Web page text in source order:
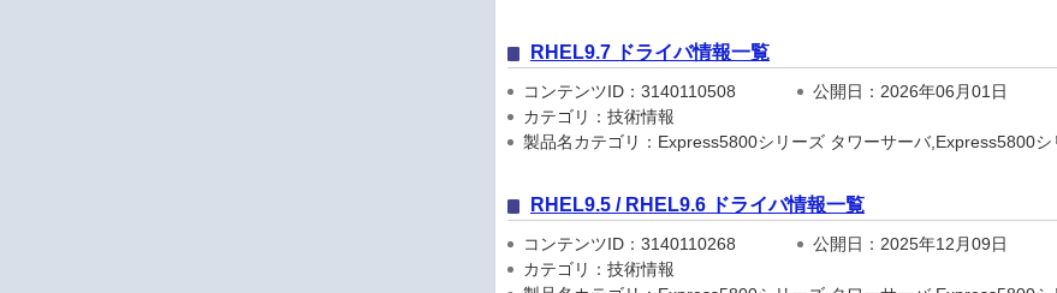
RHEL9.7 ドライバ情報一覧
コンテンツID：3140110508 公開日：2026年06月01日
カテゴリ：技術情報
製品名カテゴリ：Express5800シリーズ タワーサーバ,Express5800シ
RHEL9.5 / RHEL9.6 ドライバ情報一覧
コンテンツID：3140110268 公開日：2025年12月09日
カテゴリ：技術情報